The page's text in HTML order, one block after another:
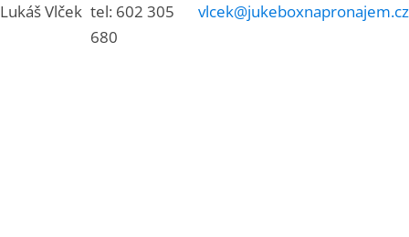
Lukáš Vlček tel: 602 305
680
vlcek@jukeboxnapronajem.cz